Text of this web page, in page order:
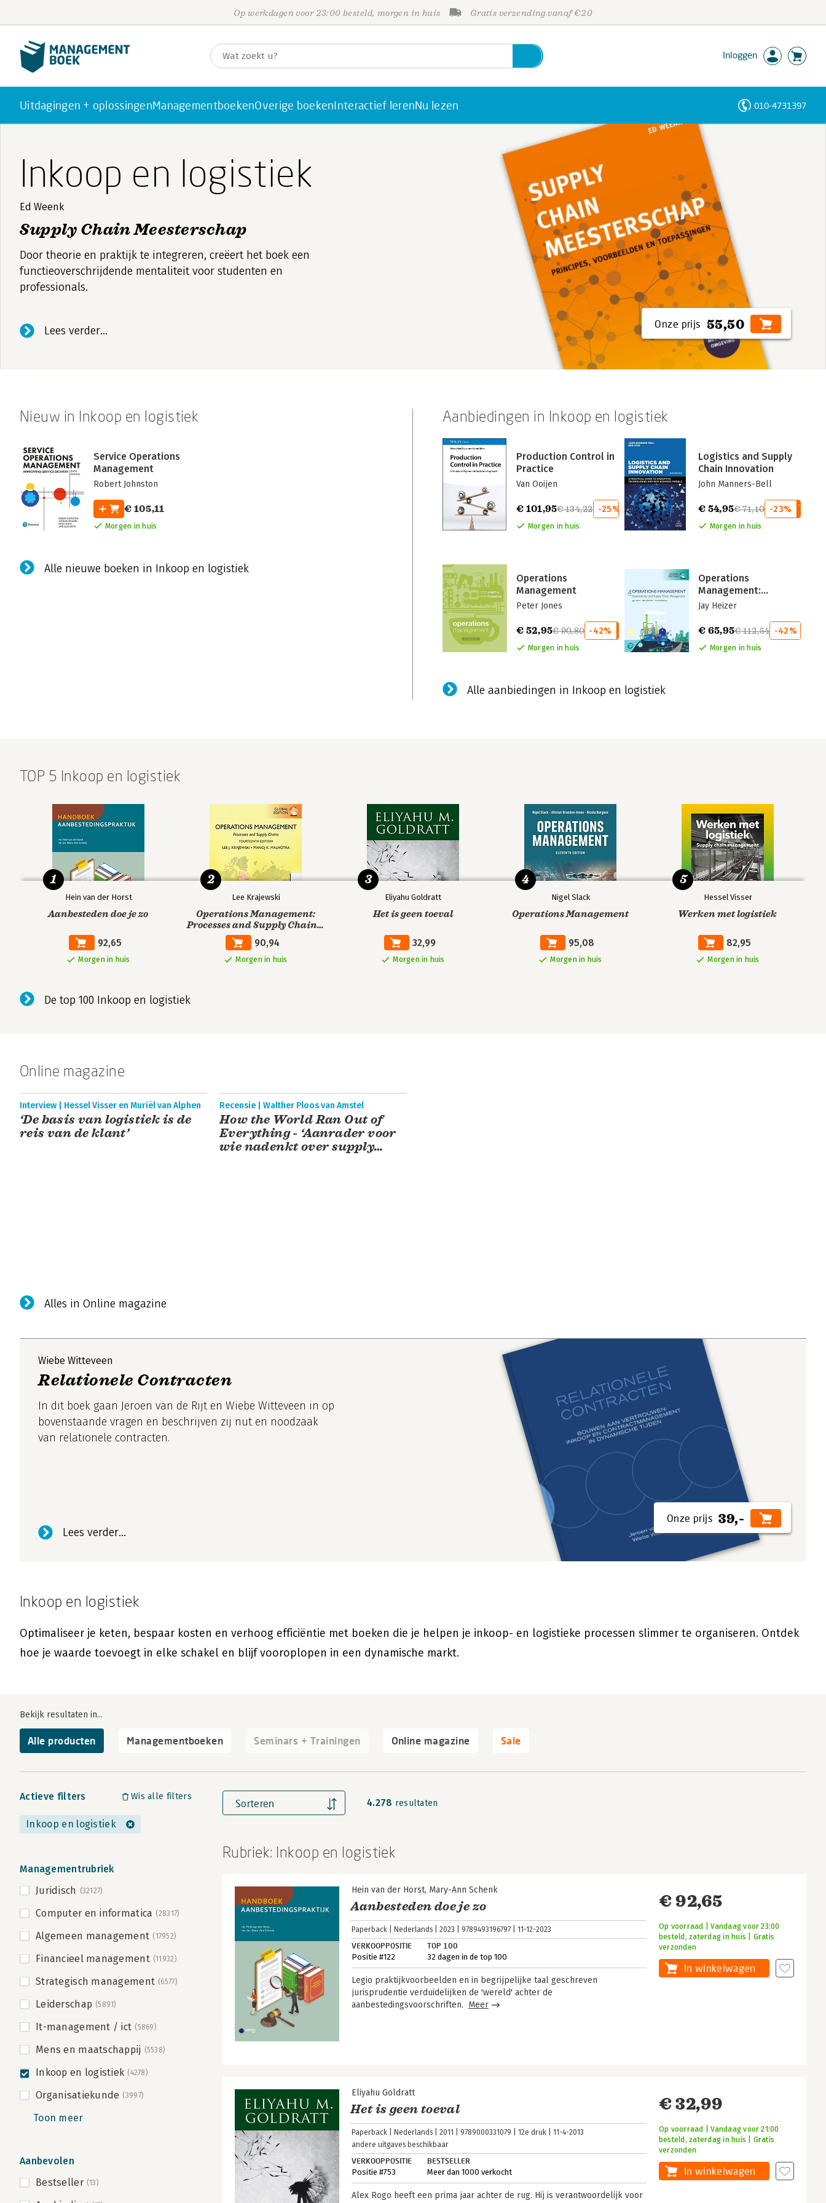
Op werkdagen voor 23:00 besteld, morgen in huis Gratis verzending vanaf €20
Inloggen
Uitdagingen + oplossingenManagementboekenOverige boekenInteractief lerenNu lezen 010-4731397
Inkoop en logistiek
Ed Weenk
Supply Chain Meesterschap
Door theorie en praktijk te integreren, creëert het boek een
functieoverschrijdende mentaliteit voor studenten en
professionals.
Lees verder... 55,50
Nieuw in Inkoop en logistiek
Service Operations
Management
Robert Johnston
€ 105,11
Morgen in huis
Alle nieuwe boeken in Inkoop en logistiek
Aanbiedingen in Inkoop en logistiek
Production Control in
Practice
Van Ooijen
€ 101,95€ 134,22 -25%
Morgen in huis
Logistics and Supply
Chain Innovation
John Manners-Bell
€ 54,95€ 71,10 -23%
Morgen in huis
Operations
Management
Peter Jones
€ 52,95€ 90,80 -42%
Morgen in huis
Operations
Management:
Sustainability and
Jay Heizer
€ 65,95€ 112,54 -42%
Morgen in huis
Alle aanbiedingen in Inkoop en logistiek
TOP 5 Inkoop en logistiek
Hein van der Horst
Aanbesteden doe je zo
92,65
Morgen in huis
1
Lee Krajewski
Operations Management:
Processes and Supply Chains,
Global Edition
90,94
Morgen in huis
2
Eliyahu Goldratt
Het is geen toeval
32,99
Morgen in huis
3
Nigel Slack
Operations Management
95,08
Morgen in huis
4
Hessel Visser
Werken met logistiek
82,95
Morgen in huis
5
De top 100 Inkoop en logistiek
Online magazine
Interview | Hessel Visser en Muriël van Alphen
‘De basis van logistiek is de
reis van de klant’
Recensie | Walther Ploos van Amstel
How the World Ran Out of
Everything - ‘Aanrader voor
wie nadenkt over supply
Alles in Online magazine
Wiebe Witteveen
Relationele Contracten
In dit boek gaan Jeroen van de Rijt en Wiebe Witteveen in op
bovenstaande vragen en beschrijven zij nut en noodzaak
van relationele contracten.
Lees verder...
39,-
Inkoop en logistiek
Optimaliseer je keten, bespaar kosten en verhoog efficiëntie met boeken die je helpen je inkoop- en logistieke processen slimmer te organiseren. Ontdek
hoe je waarde toevoegt in elke schakel en blijf vooroplopen in een dynamische markt.
Bekijk resultaten in...
Alle producten Managementboeken Seminars + Trainingen Online magazine Sale
Actieve filters Wis alle filters
Inkoop en logistiek
Managementrubriek
Juridisch (32127)
Computer en informatica (28317)
Algemeen management (17952)
Financieel management (11932)
Strategisch management (6577)
Leiderschap (5891)
It-management / ict (5869)
Mens en maatschappij (5538)
Inkoop en logistiek (4278)
Organisatiekunde (3997)
Toon meer
Aanbevolen
Bestseller (13)
Sorteren 4.278 resultaten
Rubriek: Inkoop en logistiek
Hein van der Horst Mary-Ann Schenk
Aanbesteden doe je zo
Paperback Nederlands 2023 9789493196797 11-12-2023
VERKOOPPOSITIE
Positie #122
TOP 100
32 dagen in de top 100
Legio praktijkvoorbeelden en in begrijpelijke taal geschreven
jurisprudentie verduidelijken de 'wereld' achter de
aanbestedingsvoorschriften. Meer
€ 92,65
Op voorraad | Vandaag voor 23:00
besteld, zaterdag in huis | Gratis
verzonden
In winkelwagen
Eliyahu Goldratt
Het is geen toeval
Paperback Nederlands 2011 9789000331079 12e druk
11-4-2013
andere uitgaves beschikbaar
VERKOOPPOSITIE
Positie #753
BESTSELLER
Meer dan 1000 verkocht
Alex Rogo heeft een prima jaar achter de rug. Hij is verantwoordelijk voor
€ 32,99
Op voorraad | Vandaag voor 21:00
besteld, zaterdag in huis | Gratis
verzonden
In winkelwagen
Personen
Trefwoorden